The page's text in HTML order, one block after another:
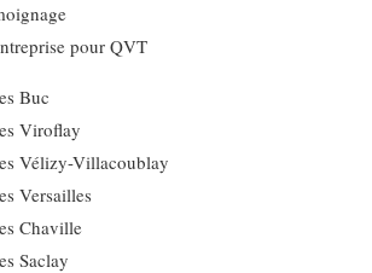
pour QVT
Buc
Viroflay
Vélizy-Villacoublay
Versailles
Chaville
Saclay